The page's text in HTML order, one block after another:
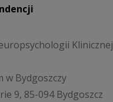
w Bydgoszczy
9, 85-094 Bydgoszcz